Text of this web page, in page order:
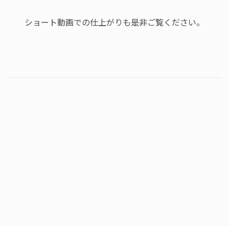
ショート動画での仕上がりも是非ご覧ください。